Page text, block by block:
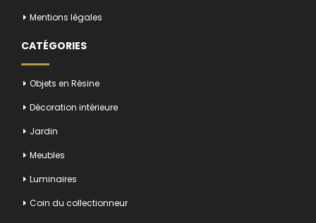
Mentions légales
CATÉGORIES
Objets en Résine
Décoration intérieure
Jardin
Meubles
Luminaires
Coin du collectionneur